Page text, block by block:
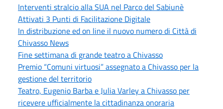
Interventi stralcio alla SUA nel Parco del Sabiunè
Attivati 3 Punti di Facilitazione Digitale
In distribuzione ed on line il nuovo numero di Città di
Chivasso News
Fine settimana di grande teatro a Chivasso
Premio “Comuni virtuosi” assegnato a Chivasso per la
gestione del territorio
Teatro, Eugenio Barba e Julia Varley a Chivasso per
ricevere ufficialmente la cittadinanza onoraria